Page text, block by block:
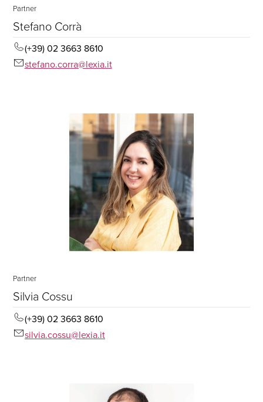
Partner
Stefano Corrà
(+39) 02 3663 8610
stefano.corra@lexia.it
Partner
Silvia Cossu
(+39) 02 3663 8610
silvia.cossu@lexia.it